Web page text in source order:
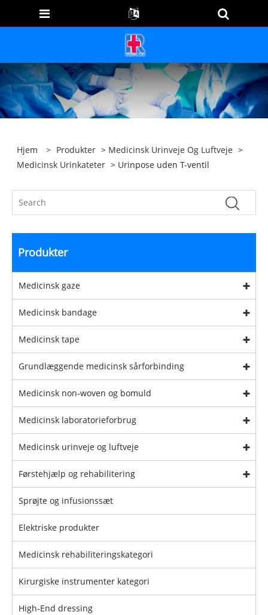
Hjem > Produkter > Medicinsk Urinveje Og Luftveje >
Medicinsk Urinkateter > Urinpose uden T-ventil
Produkter
Medicinsk gaze
Medicinsk bandage
Medicinsk tape
Grundlæggende medicinsk sårforbinding
Medicinsk non-woven og bomuld
Medicinsk laboratorieforbrug
Medicinsk urinveje og luftveje
Førstehjælp og rehabilitering
Sprøjte og infusionssæt
Elektriske produkter
Medicinsk rehabiliteringskategori
Kirurgiske instrumenter kategori
High-End dressing